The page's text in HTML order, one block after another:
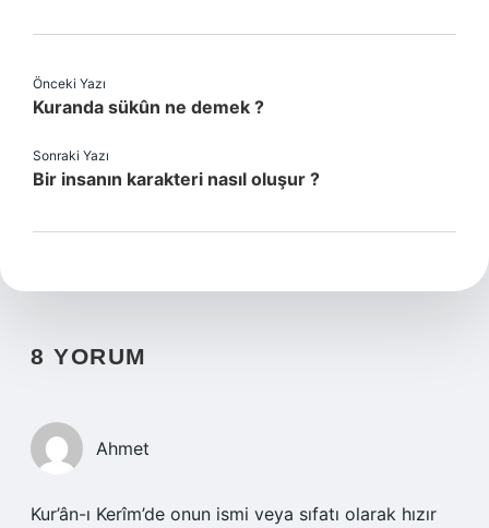
Önceki Yazı
Kuranda sükûn ne demek ?
Sonraki Yazı
Bir insanın karakteri nasıl oluşur ?
8 YORUM
Ahmet
Kur’ân-ı Kerîm’de onun ismi veya sıfatı olarak hızır